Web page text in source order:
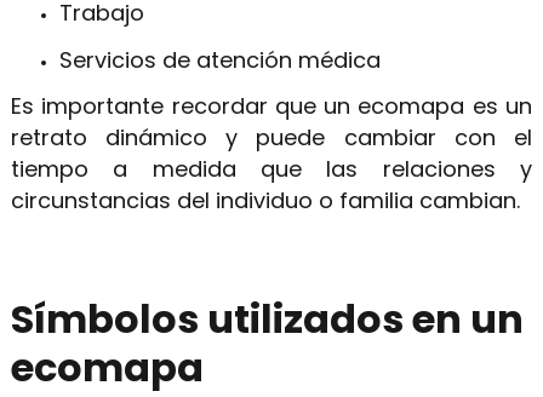
Trabajo
Servicios de atención médica
Es importante recordar que un ecomapa es un
retrato dinámico y puede cambiar con el
tiempo a medida que las relaciones y
circunstancias del individuo o familia cambian.
Símbolos utilizados en un
ecomapa